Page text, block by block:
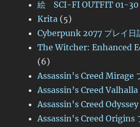
絵 SCI-FI OUTFIT 01-30
Krita (5)
Cyberpunk 2077 プレイ日
The Witcher: Enhanced
(6)
Assassin's Creed Mirage
Assassin’s Creed Valhalla
Assassin's Creed Odyssey
Assassin's Creed Origins